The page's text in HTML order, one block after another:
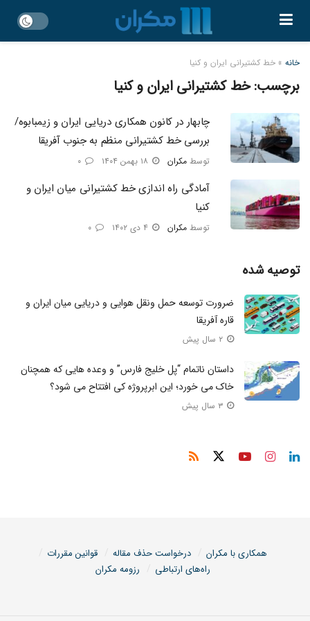
خانه » خط کشتیرانی ایران و کنیا
برچسب:خط کشتیرانی ایران و کنیا
چابهار در کانون همکاری دریایی ایران و زیمبابوه/
بررسی خط کشتیرانی منظم به جنوب آفریقا
توسط مکران
آمادگی راه اندازی خط کشتیرانی میان ایران و
کنیا
توسط مکران
توصیه شده
ضرورت توسعه حمل ونقل هوایی و دریایی میان ایران و
قاره آفریقا
داستان ناتمام “پل خلیج فارس” و وعده هایی که همچنان
خاک می خورد؛ این ابرپروژه کی افتتاح می شود؟​
همکاری با مکران درخواست حذف مقاله
قوانین مقررات
راه‌های ارتباطی
رزومه مکران